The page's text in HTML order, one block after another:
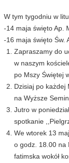
W tym tygodniu w
-14 maja święto Ap.
-16 maja święto Św.
Zapraszamy do
w naszym
po Mszy Świętej
Dzisiaj po każdej
na Wyższe
Jutro w
spotkanie
We wtorek 13
o godz. 18.00 na
fatimska wokół